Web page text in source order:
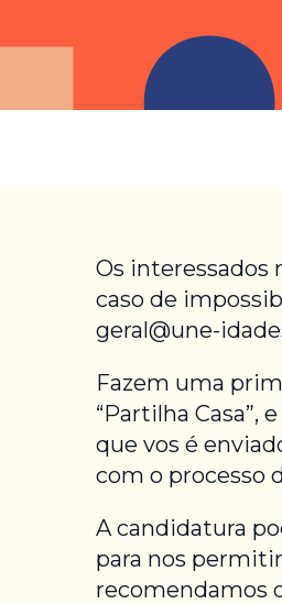
Os interessados
caso de
geral@une-
Fazem uma
“Partilha Casa”,
que vos é
com o processo
A candidatura
para nos
recomendamos